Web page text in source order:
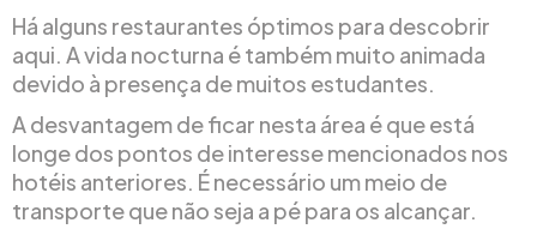
Há alguns restaurantes óptimos para descobrir
aqui. A vida nocturna é também muito animada
devido à presença de muitos estudantes.
A desvantagem de ficar nesta área é que está
longe dos pontos de interesse mencionados nos
hotéis anteriores. É necessário um meio de
transporte que não seja a pé para os alcançar.